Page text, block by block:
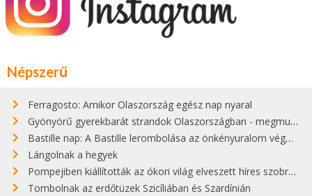
Népszerű
Ferragosto: Amikor Olaszország egész nap nyaral
Gyönyörű gyerekbarát strandok Olaszországban - megmutatjuk a 15 legjobbat
Bastille nap: A Bastille lerombolása az önkényuralom végét jelentette
Lángolnak a hegyek
Pompejiben kiállították az ókori világ elveszett híres szobrának másolatát
Tombolnak az erdőtüzek Szicíliában és Szardínián